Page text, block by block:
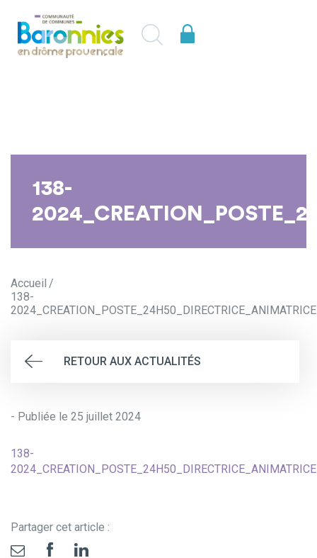
138-
Accueil
138-
RETOUR AUX ACTUALITÉS
- Publiée le 25 juillet 2024
138-
Partager cet article :